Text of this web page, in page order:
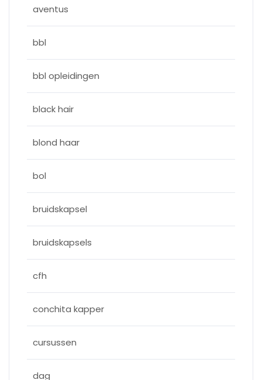
aventus
bbl
bbl opleidingen
black hair
blond haar
bol
bruidskapsel
bruidskapsels
cfh
conchita kapper
cursussen
dag